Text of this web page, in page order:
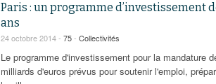
Paris : un programme d’investissement
ans
24 octobre 2014 - 75- Collectivités
Le programme d'investissement pour la mandature
milliards d'euros prévus pour soutenir l'emploi,